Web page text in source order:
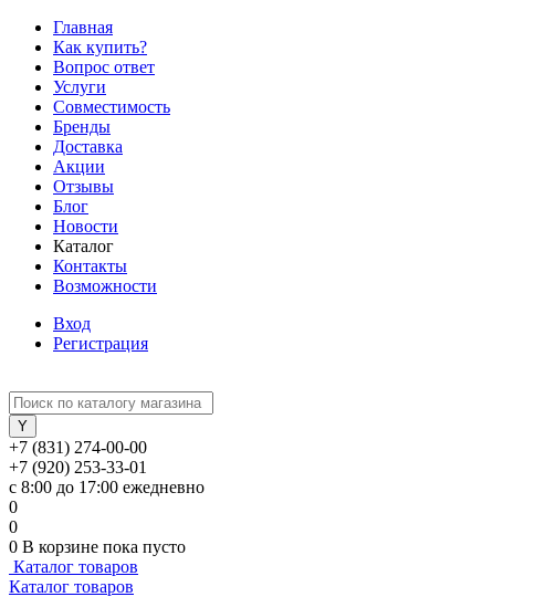
Главная
Как купить?
Вопрос ответ
Услуги
Совместимость
Бренды
Доставка
Акции
Отзывы
Блог
Новости
Каталог
Контакты
Возможности
Вход
Регистрация
+7 (831) 274-00-00
+7 (920) 253-33-01
с 8:00 до 17:00 ежедневно
0
0
0 В корзине пока пусто
Каталог товаров
Каталог товаров